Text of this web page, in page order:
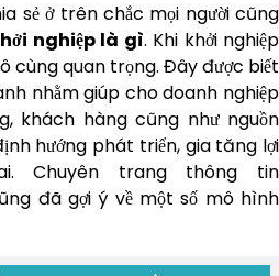
sẻ ở trên chắc mọi người cũng
nghiệp là gì. Khi khởi nghiệp
cùng quan trọng. Đây được biết
nhằm giúp cho doanh nghiệp
khách hàng cũng như nguồn
hướng phát triển, gia tăng lợi
Chuyên trang thông tin
đã gợi ý về một số mô hình